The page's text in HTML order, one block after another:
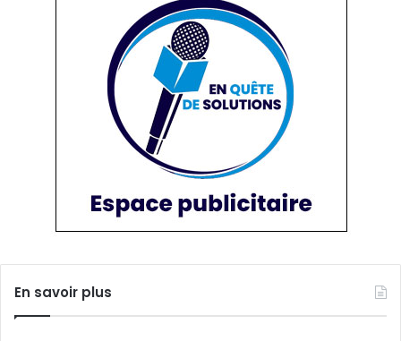
En savoir plus